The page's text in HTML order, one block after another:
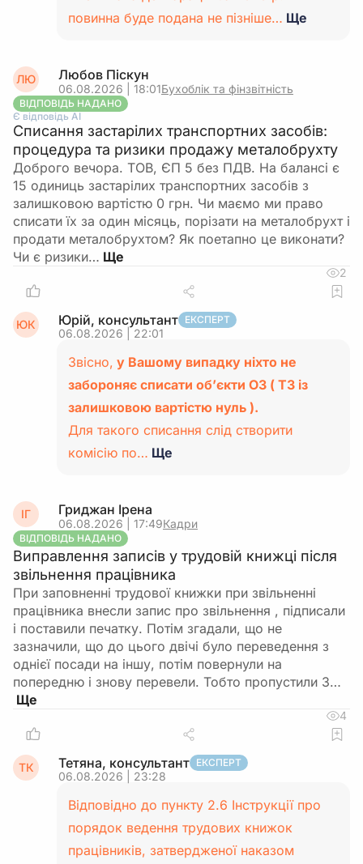
повинна буде подана не пізніше… Ще
ЛЮ Любов Піскун
06.08.2026 | 18:01Бухоблік та фінзвітність
ВІДПОВІДЬ НАДАНО
Є відповідь АІ
Списання застарілих транспортних засобів:
процедура та ризики продажу металобрухту
Доброго вечора. ТОВ, ЄП 5 без ПДВ. На балансі є
15 одиниць застарілих транспортних засобів з
залишковою вартістю 0 грн. Чи маємо ми право
списати їх за один місяць, порізати на металобрухт і
продати металобрухтом? Як поетапно це виконати?
Чи є ризики…
2
ЮК Юрій, консультант ЕКСПЕРТ
06.08.2026 | 22:01
Звісно, у Вашому випадку ніхто не
забороняє списати об’єкти ОЗ ( ТЗ із
залишковою вартістю нуль ).
Для такого списання слід створити
комісію по… Ще
ІГ Гриджан Ірена
06.08.2026 | 17:49Кадри
ВІДПОВІДЬ НАДАНО
Виправлення записів у трудовій книжці після
звільнення працівника
При заповненні трудової книжки при звільненні
працівника внесли запис про звільнення , підписали
і поставили печатку. Потім згадали, що не
зазначили, що до цього двічі було переведення з
однієї посади на іншу, потім повернули на
попередню і знову перевели. Тобто пропустили 3…
4
ТК Тетяна, консультант ЕКСПЕРТ
06.08.2026 | 23:28
Відповідно до пункту 2.6 Інструкції про
порядок ведення трудових книжок
працівників, затвердженої наказом